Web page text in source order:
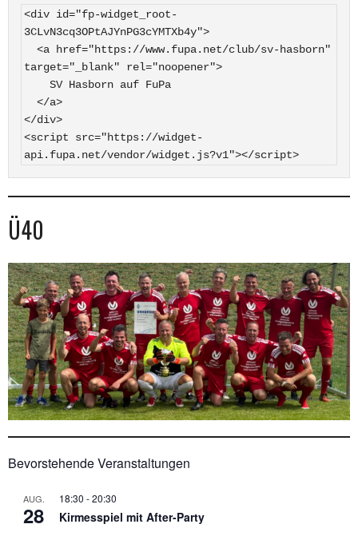
<div id="fp-widget_root-
3CLvN3cq3OPtAJYnPG3cYMTXb4y">
target="_blank" rel="noopener">
</div>
<script src="https://widget-
api.fupa.net/vendor/widget.js?v1"></script>
Ü40
Bevorstehende Veranstaltungen
AUG.
28
18:30 -20:30
Kirmesspiel mit After-Party